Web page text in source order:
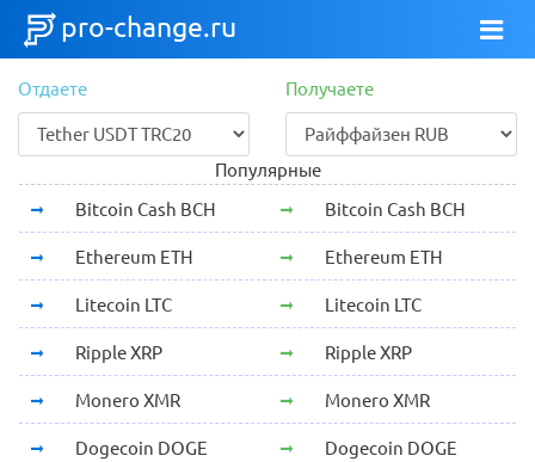
pro-change.ru
Отдаете Получаете
Популярные
Bitcoin Cash BCH
Bitcoin Cash BCH
Ethereum ETH Ethereum ETH
Litecoin LTC Litecoin LTC
Ripple XRP Ripple XRP
Monero XMR Monero XMR
Dogecoin DOGE Dogecoin DOGE